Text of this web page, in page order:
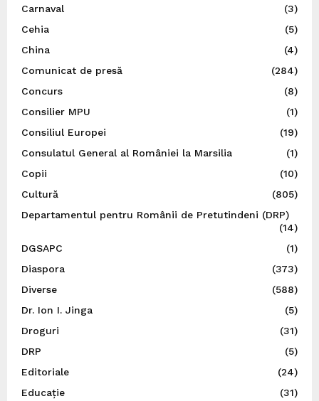
Carnaval
(3)
Cehia
(5)
China
(4)
Comunicat de presă
(284)
Concurs
(8)
Consilier MPU
(1)
Consiliul Europei
(19)
Consulatul General al României la Marsilia
(1)
Copii
(10)
Cultură
(805)
Departamentul pentru Românii de Pretutindeni (DRP)
(14)
DGSAPC
(1)
Diaspora
(373)
Diverse
(588)
Dr. Ion I. Jinga
(5)
Droguri
(31)
DRP
(5)
Editoriale
(24)
Educație
(31)